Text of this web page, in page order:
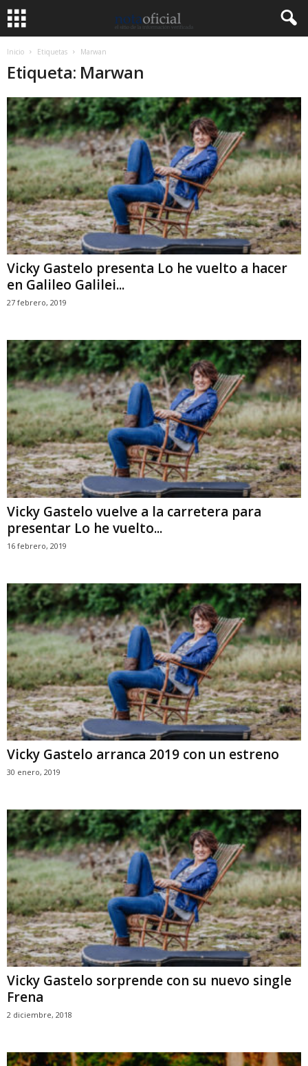
Inicio Etiquetas Marwan
Etiqueta: Marwan
Vicky Gastelo presenta Lo he vuelto a hacer
en Galileo Galilei...
27 febrero, 2019
Vicky Gastelo vuelve a la carretera para
presentar Lo he vuelto...
16 febrero, 2019
Vicky Gastelo arranca 2019 con un estreno
30 enero, 2019
Vicky Gastelo sorprende con su nuevo single
Frena
2 diciembre, 2018